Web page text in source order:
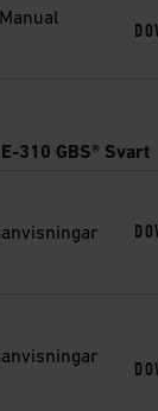
310 GBS® Svart